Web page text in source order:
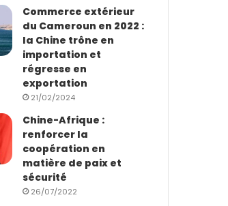
Commerce extérieur
du Cameroun en 2022 :
la Chine trône en
importation et
régresse en
exportation
21/02/2024
Chine-Afrique :
renforcer la
coopération en
matière de paix et
sécurité
26/07/2022